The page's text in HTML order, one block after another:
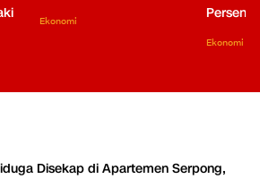
Ekonomi
Persen
Ekonomi
Disekap di Apartemen Serpong,